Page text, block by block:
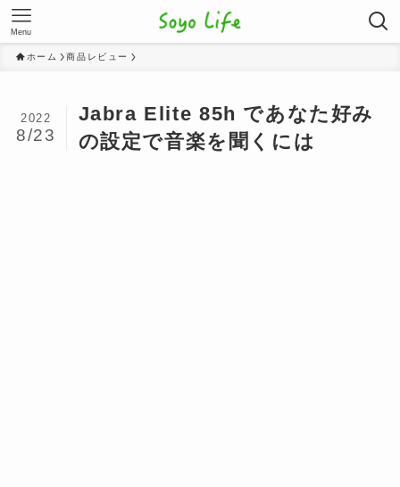
Menu
ホーム 商品レビュー
Jabra Elite 85h であなた好み
の設定で音楽を聞くには
2022
8/23